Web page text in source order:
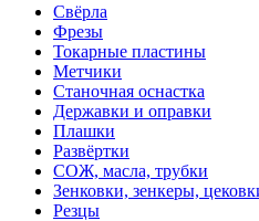
Свёрла
Фрезы
Токарные пластины
Метчики
Станочная оснастка
Державки и оправки
Плашки
Развёртки
СОЖ, масла, трубки
Зенковки, зенкеры,
Резцы